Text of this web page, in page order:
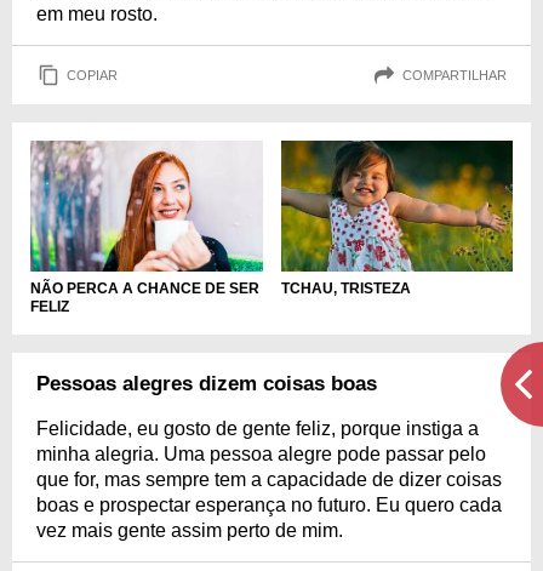
em meu rosto.
COPIAR COMPARTILHAR
NÃO PERCA A CHANCE DE SER
FELIZ
TCHAU, TRISTEZA
Pessoas alegres dizem coisas boas
Felicidade, eu gosto de gente feliz, porque instiga a
minha alegria. Uma pessoa alegre pode passar pelo
que for, mas sempre tem a capacidade de dizer coisas
boas e prospectar esperança no futuro. Eu quero cada
vez mais gente assim perto de mim.